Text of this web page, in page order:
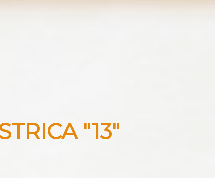
"13"